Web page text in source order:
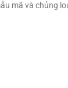
mã và chủng